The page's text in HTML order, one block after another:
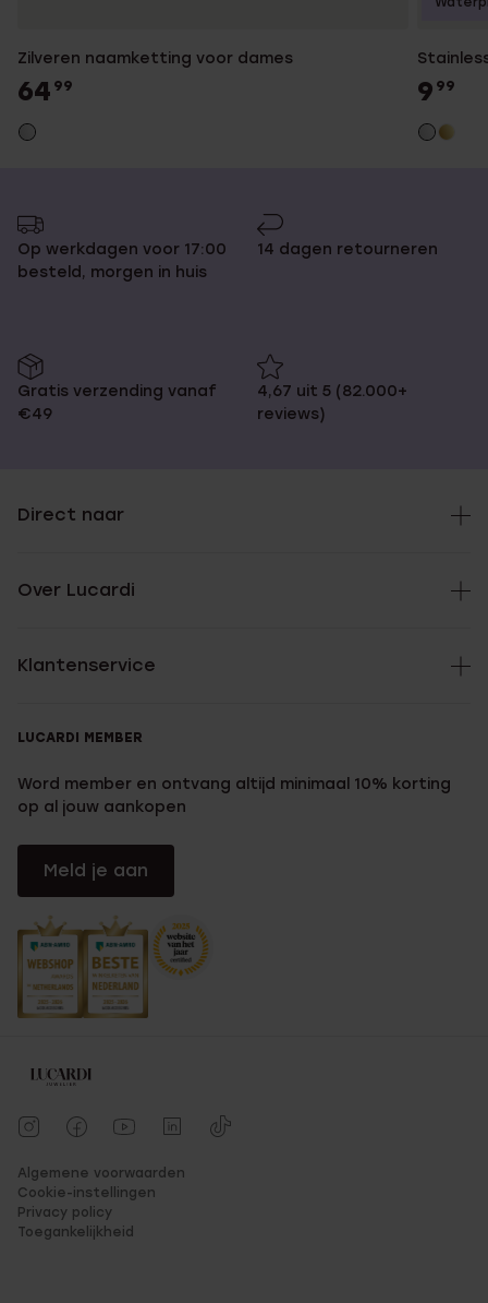
Zilveren naamketting voor dames
64 99 9 99
Op werkdagen voor 17:00
besteld, morgen in huis
14 dagen retourneren
Gratis verzending vanaf
€49
4,67 uit 5 (82.000+
reviews)
Direct naar
Over Lucardi
Klantenservice
LUCARDI MEMBER
Word member en ontvang altijd minimaal 10% korting
op al jouw aankopen
Meld je aan
Algemene voorwaarden
Cookie-instellingen
Privacy policy
Toegankelijkheid